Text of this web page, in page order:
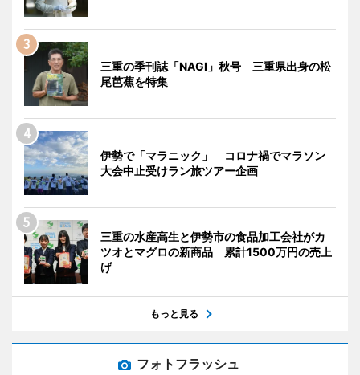
三重の季刊誌「NAGI」秋号 三重県出身の松
尾芭蕉を特集
伊勢で「マラニック」 コロナ禍でマラソン
大会中止受けラン旅ツアー企画
三重の水産高生と伊勢市の食品加工会社がカ
ツオとマグロの新商品 累計1500万円の売上
げ
もっと見る
フォトフラッシュ